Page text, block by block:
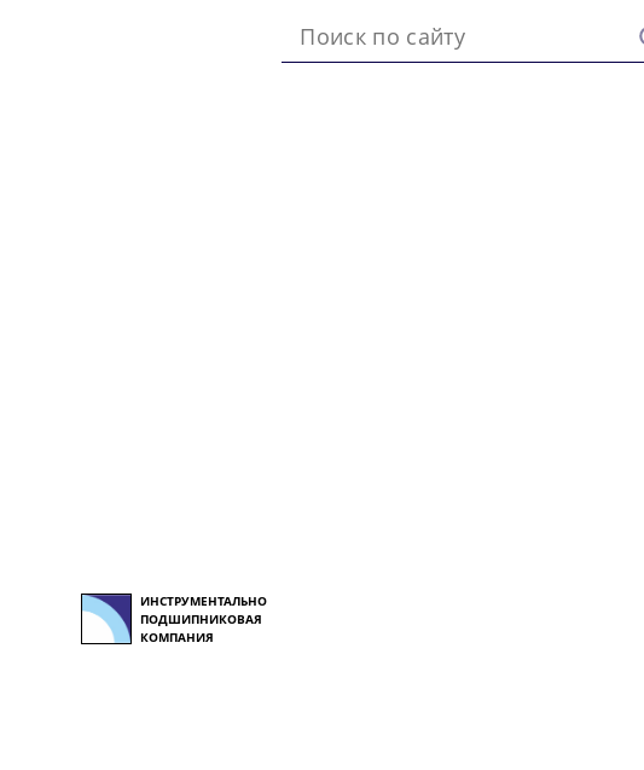
ИНСТРУМЕНТАЛЬНО
ПОДШИПНИКОВАЯ
КОМПАНИЯ